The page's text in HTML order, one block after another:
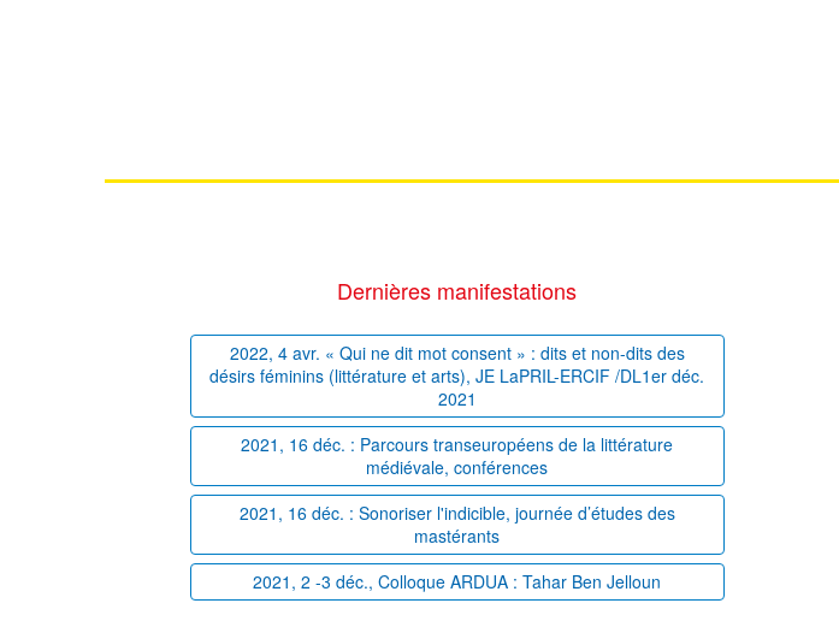
Dernières manifestations
2022, 4 avr. « Qui ne dit mot consent » : dits et non-dits des
désirs féminins (littérature et arts), JE LaPRIL-ERCIF /DL1er déc.
2021
2021, 16 déc. : Parcours transeuropéens de la littérature
médiévale, conférences
2021, 16 déc. : Sonoriser l'indicible, journée d’études des
mastérants
2021, 2 -3 déc., Colloque ARDUA : Tahar Ben Jelloun